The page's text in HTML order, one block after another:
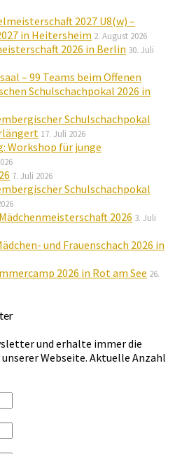
2027 U8(w) –
in Heitersheim 2. August 2026
2026 in Berlin 30. Juli
– 99 Teams beim Offenen
Schulschachpokal 2026 in
Schulschachpokal
17. Juli 2026
Workshop für junge
7. Juli 2026
Schulschachpokal
2026 3. Juli
und Frauenschach 2026 in
2026 in Rot am See 26.
und erhalte immer die
Webseite. Aktuelle Anzahl